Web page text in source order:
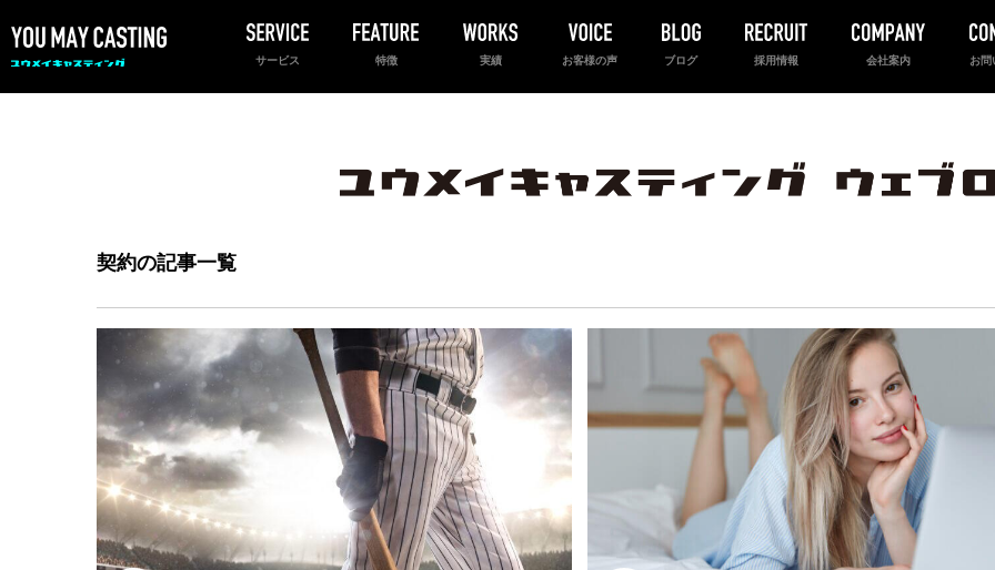
サービス 特徴 実績 お客様の声 ブログ 採用情報 会社案内 お問
契約の記事一覧